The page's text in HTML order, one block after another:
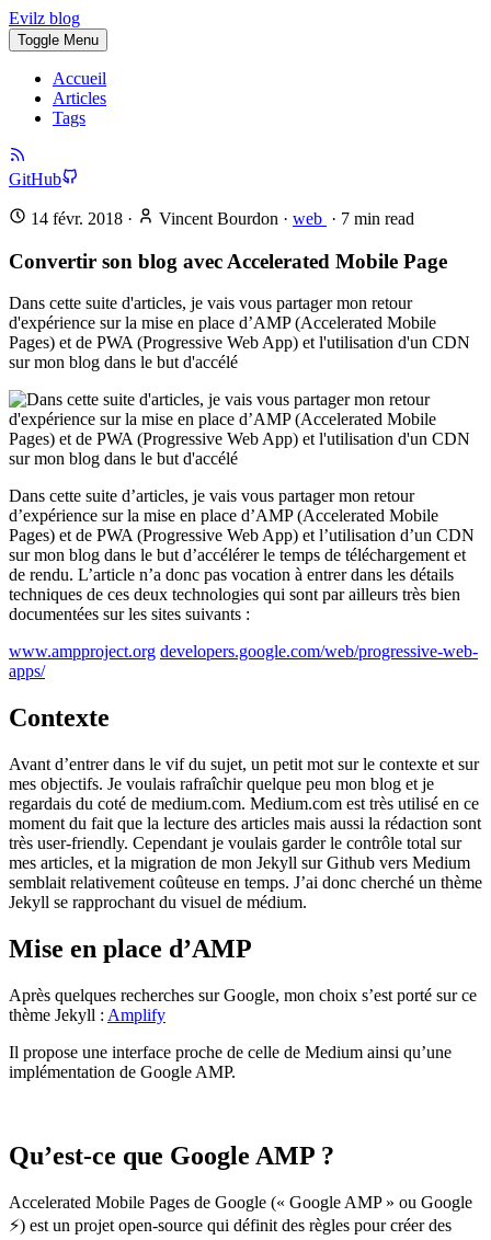
Evilz blog
Toggle Menu
Accueil
Articles
Tags
GitHub
14 févr. 2018 · Vincent Bourdon · web · 7 min read
Convertir son blog avec Accelerated Mobile Page
Dans cette suite d'articles, je vais vous partager mon retour
d'expérience sur la mise en place d’AMP (Accelerated Mobile
Pages) et de PWA (Progressive Web App) et l'utilisation d'un CDN
sur mon blog dans le but d'accélé
Dans cette suite d’articles, je vais vous partager mon retour
d’expérience sur la mise en place d’AMP (Accelerated Mobile
Pages) et de PWA (Progressive Web App) et l’utilisation d’un CDN
sur mon blog dans le but d’accélérer le temps de téléchargement et
de rendu. L’article n’a donc pas vocation à entrer dans les détails
techniques de ces deux technologies qui sont par ailleurs très bien
documentées sur les sites suivants :
www.ampproject.org developers.google.com/web/progressive-web-
apps/
Contexte
Avant d’entrer dans le vif du sujet, un petit mot sur le contexte et sur
mes objectifs. Je voulais rafraîchir quelque peu mon blog et je
regardais du coté de medium.com. Medium.com est très utilisé en ce
moment du fait que la lecture des articles mais aussi la rédaction sont
très user-friendly. Cependant je voulais garder le contrôle total sur
mes articles, et la migration de mon Jekyll sur Github vers Medium
semblait relativement coûteuse en temps. J’ai donc cherché un thème
Jekyll se rapprochant du visuel de médium.
Mise en place d’AMP
Après quelques recherches sur Google, mon choix s’est porté sur ce
thème Jekyll : Amplify
Il propose une interface proche de celle de Medium ainsi qu’une
implémentation de Google AMP.
Qu’est-ce que Google AMP ?
Accelerated Mobile Pages de Google (« Google AMP » ou Google
⚡) est un projet open-source qui définit des règles pour créer des